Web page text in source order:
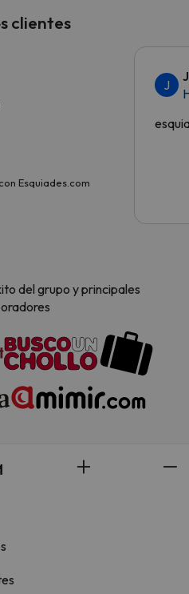
clientes
Esquiades.com
J
del grupo y principales